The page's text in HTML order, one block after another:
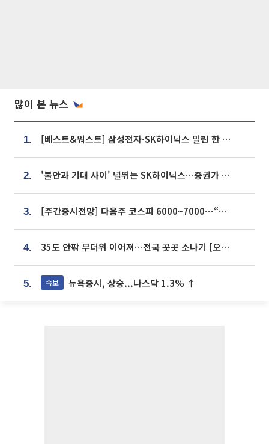
많이 본 뉴스
1. [베스트&워스트] 삼성전자·SK하이닉스 밀린 한 주…상상인증권은 85% 급등
2. '불안과 기대 사이' 널뛰는 SK하이닉스…증권가 "HBM4·LTA 기반 펀터멘털 견고"
3. [주간증시전망] 다음주 코스피 6000~7000⋯“外人 수급은 정책이 변수”
4. 35도 안팎 무더위 이어져…전국 곳곳 소나기 [오늘 날씨]
5. 속보 뉴욕증시, 상승...나스닥 1.3% ↑